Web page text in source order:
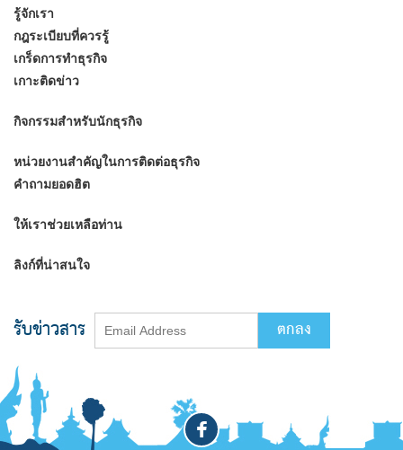
รู้จักเรา
กฎระเบียบที่ควรรู้
เกร็ดการทำธุรกิจ
เกาะติดข่าว
กิจกรรมสำหรับนักธุรกิจ
หน่วยงานสำคัญในการติดต่อธุรกิจ
คำถามยอดฮิต
ให้เราช่วยเหลือท่าน
ลิงก์ที่น่าสนใจ
รับข่าวสาร